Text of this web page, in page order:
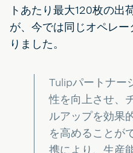
トあたり最大120枚の出
が、今では同じオペレ
りました。
Tulipパートナー
性を向上させ、
ルアップを効果
を高めることが
携により、生産